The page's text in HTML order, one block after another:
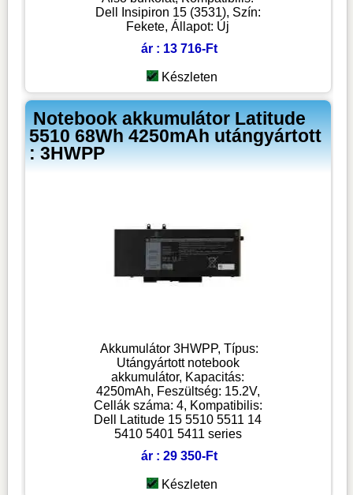
Dell Insipiron 15 (3531), Szín:
Fekete, Állapot: Új
ár : 13 716-Ft
Készleten
Notebook akkumulátor Latitude
5510 68Wh 4250mAh utángyártott
: 3HWPP
Akkumulátor 3HWPP, Típus:
Utángyártott notebook
akkumulátor, Kapacitás:
4250mAh, Feszültség: 15.2V,
Cellák száma: 4, Kompatibilis:
Dell Latitude 15 5510 5511 14
5410 5401 5411 series
ár : 29 350-Ft
Készleten